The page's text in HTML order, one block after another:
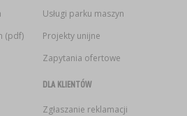
(pdf)
Usługi parku maszyn
Projekty unijne
Zapytania ofertowe
DLA KLIENTÓW
Zgłaszanie reklamacji